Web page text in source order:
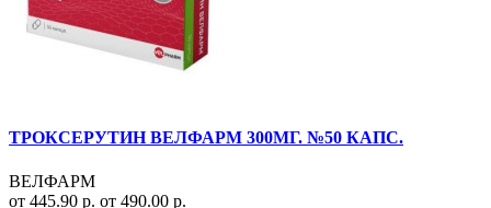
ТРОКСЕРУТИН ВЕЛФАРМ 300МГ. №50 КАПС.
ВЕЛФАРМ
от 445.90 р. от 490.00 р.